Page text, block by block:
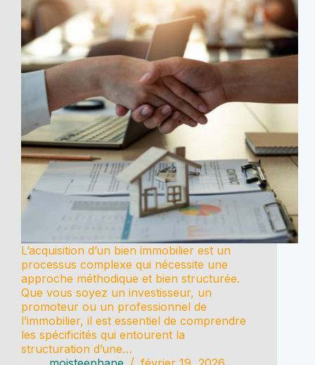
L’acquisition d’un bien immobilier est un
processus complexe qui nécessite une
approche méthodique et bien structurée.
Que vous soyez un investisseur, un
promoteur ou un professionnel de
l’immobilier, il est essentiel de comprendre
les spécificités qui entourent la
structuration d’une…